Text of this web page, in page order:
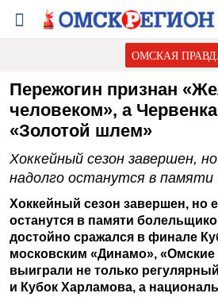
ОМСКАЯ
Пережогин признан
человеком», а
«Золотой шлем»
Хоккейный сезон завершен,
надолго останутся в памяти
Хоккейный сезон завершен, но
останутся в памяти
достойно сражался в финале
московским «Динамо», «Омские
выиграли не только
и Кубок Харламова, а